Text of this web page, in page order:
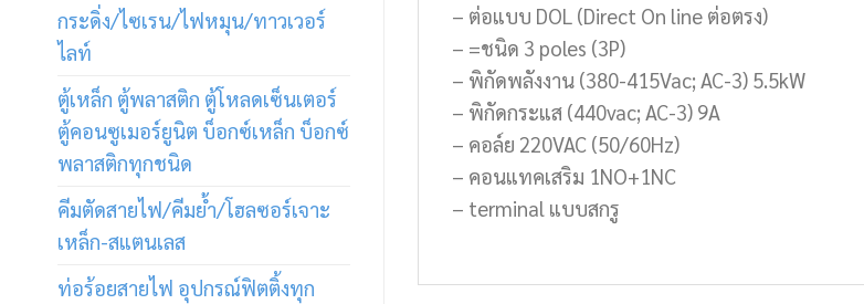
กระดิ่ง/ไซเรน/ไฟหมุน/ทาวเวอร์
ไลท์
ตู้เหล็ก ตู้พลาสติก ตู้โหลดเซ็นเตอร์
ตู้คอนซูเมอร์ยูนิต บ็อกซ์เหล็ก บ็อกซ์
พลาสติกทุกชนิด
คีมตัดสายไฟ/คีมย้ำ/โฮลซอร์เจาะ
เหล็ก-สแตนเลส
ท่อร้อยสายไฟ อุปกรณ์ฟิตติ้งทุก
– ต่อแบบ DOL (Direct On line ต่อตรง)
– =ชนิด 3 poles (3P)
– พิกัดพลังงาน (380-415Vac; AC-3) 5.5kW
– พิกัดกระแส (440vac; AC-3) 9A
– คอล์ย 220VAC (50/60Hz)
– คอนแทคเสริม 1NO+1NC
– terminal แบบสกรู